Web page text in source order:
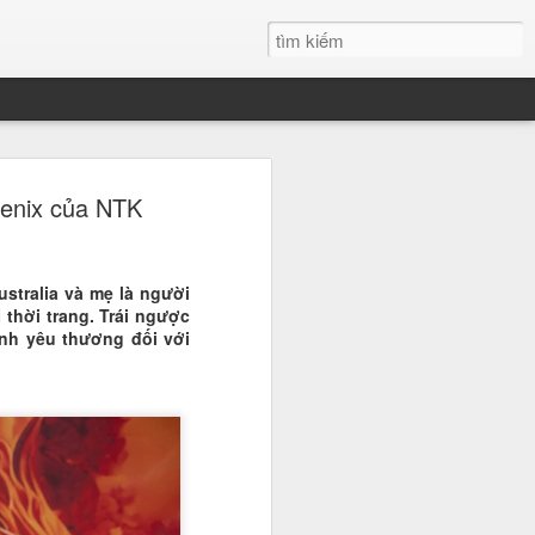
của NTK
và mẹ là người
thời trang. Trái ngược
yêu thương đối với
Xuân đăng quang
Nguyễn Thanh Xuân du học
Quốc tế RMIT đã chính thức
đêm Gala chung kết
ngoạn mục chính là bản lĩnh